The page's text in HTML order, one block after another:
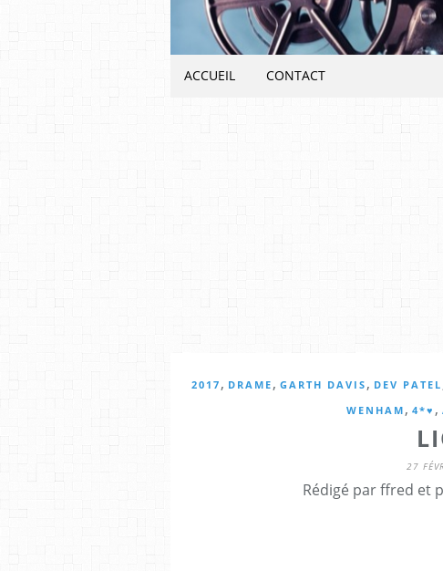
ACCUEIL CONTACT
2017 , DRAME , GARTH DAVIS , DEV PATEL
WENHAM , 4*♥ ,
27
Rédigé par ffred et